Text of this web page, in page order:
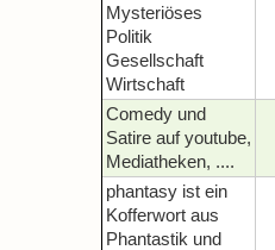
Mysteriöses
Politik
Gesellschaft
Wirtschaft
Comedy und
Satire auf youtube,
Mediatheken, ....
phantasy ist ein
Kofferwort aus
Phantastik und